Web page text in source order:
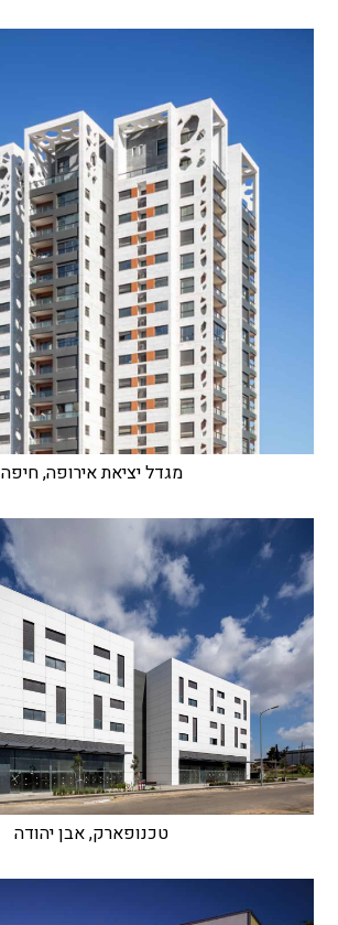
מגדל יציאת אירופה, חיפה
טכנופארק, אבן יהודה